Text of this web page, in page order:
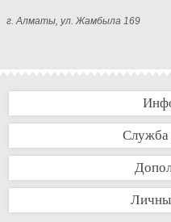
г. Алматы, ул. Жамбыла 169
Служба